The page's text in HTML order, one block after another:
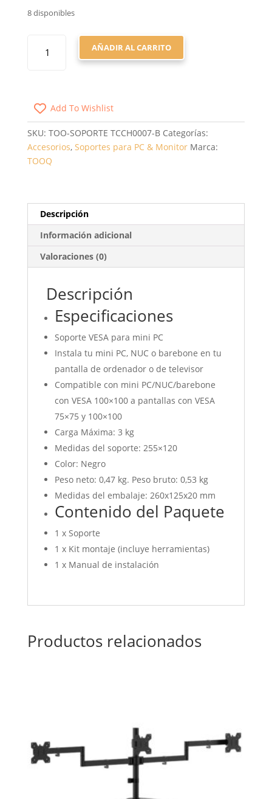
8 disponibles
B/
HASTA
3KG
CANTIDAD
AÑADIR AL CARRITO
Add To Wishlist
SKU: TOO-SOPORTE TCCH0007-B Categorías:
Accesorios, Soportes para PC & Monitor Marca:
TOOQ
Descripción
Información adicional
Valoraciones (0)
Descripción
Especificaciones
Soporte VESA para mini PC
Instala tu mini PC, NUC o barebone en tu
pantalla de ordenador o de televisor
Compatible con mini PC/NUC/barebone
con VESA 100×100 a pantallas con VESA
75×75 y 100×100
Carga Máxima: 3 kg
Medidas del soporte: 255×120
Color: Negro
Peso neto: 0,47 kg. Peso bruto: 0,53 kg
Medidas del embalaje: 260x125x20 mm
Contenido del Paquete
1 x Soporte
1 x Kit montaje (incluye herramientas)
1 x Manual de instalación
Productos relacionados